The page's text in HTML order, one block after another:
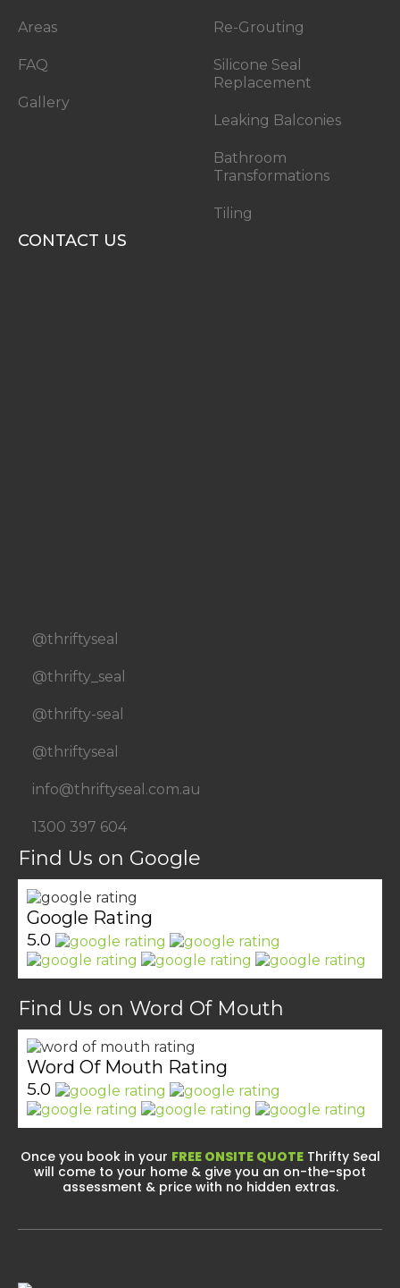
Areas
FAQ
Gallery
Re-Grouting
Silicone Seal
Replacement
Leaking Balconies
Bathroom
Transformations
Tiling
CONTACT US
@thriftyseal
@thrifty_seal
@thrifty-seal
@thriftyseal
info@thriftyseal.com.au
1300 397 604
Find Us on Google
Google Rating
5.0
Find Us on Word Of Mouth
Word Of Mouth Rating
5.0
Once you book in your FREE ONSITE QUOTEThrifty Seal
will come to your home & give you an on-the-spot
assessment & price with no hidden extras.